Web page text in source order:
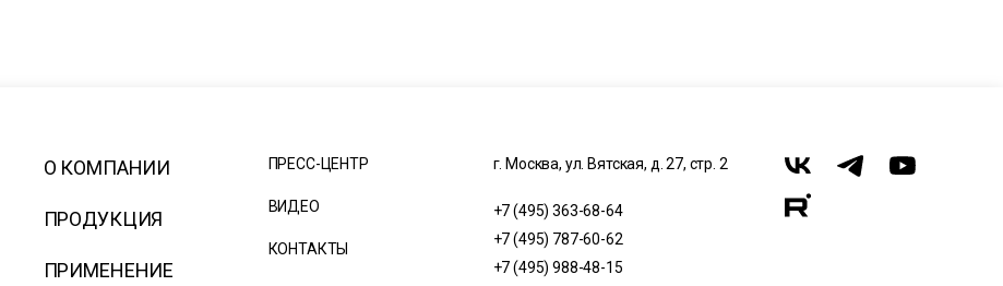
О КОМПАНИИ
ПРОДУКЦИЯ
ПРИМЕНЕНИЕ
ПРЕСС-ЦЕНТР
ВИДЕО
КОНТАКТЫ
г. Москва, ул. Вятская, д. 27, стр. 2
+7 (495) 363-68-64
+7 (495) 787-60-62
+7 (495) 988-48-15